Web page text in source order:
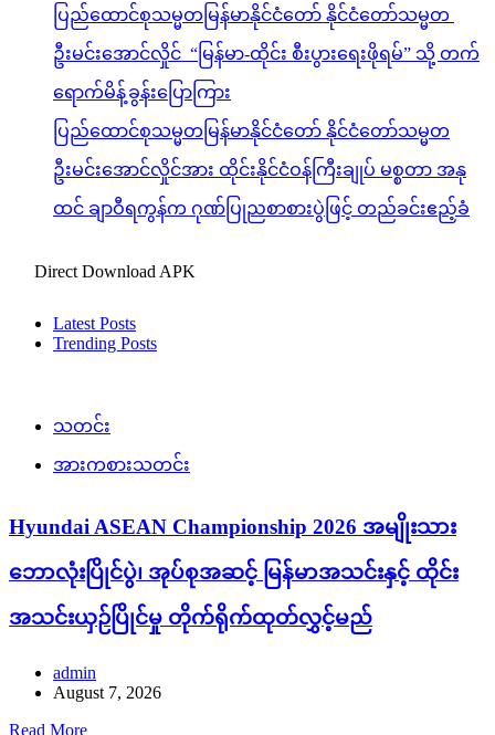
ပြည်ထောင်စုသမ္မတမြန်မာနိုင်ငံတော် နိုင်ငံတော်သမ္မတ
ဦးမင်းအောင်လှိုင် “မြန်မာ-ထိုင်း စီးပွားရေးဖိုရမ်” သို့ တက်
ရောက်မိန့်ခွန်းပြောကြား
ပြည်ထောင်စုသမ္မတမြန်မာနိုင်ငံတော် နိုင်ငံတော်သမ္မတ
ဦးမင်းအောင်လှိုင်အား ထိုင်းနိုင်ငံဝန်ကြီးချုပ် မစ္စတာ အနု
ထင် ချာဝီရကွန်က ဂုဏ်ပြုညစာစားပွဲဖြင့် တည်ခင်းဧည့်ခံ
Direct Download APK
Latest Posts
Trending Posts
သတင်း
အားကစားသတင်း
Hyundai ASEAN Championship 2026 အမျိုးသား
ဘောလုံးပြိုင်ပွဲ၊ အုပ်စုအဆင့် မြန်မာအသင်းနှင့် ထိုင်း
အသင်းယှဉ်ပြိုင်မှု တိုက်ရိုက်ထုတ်လွှင့်မည်
admin
August 7, 2026
Read More